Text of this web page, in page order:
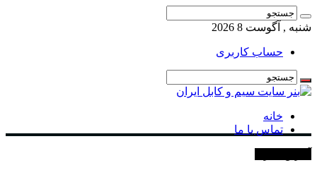
شنبه , آگوست 8 2026
حساب کاربری
خانه
تماس با ما